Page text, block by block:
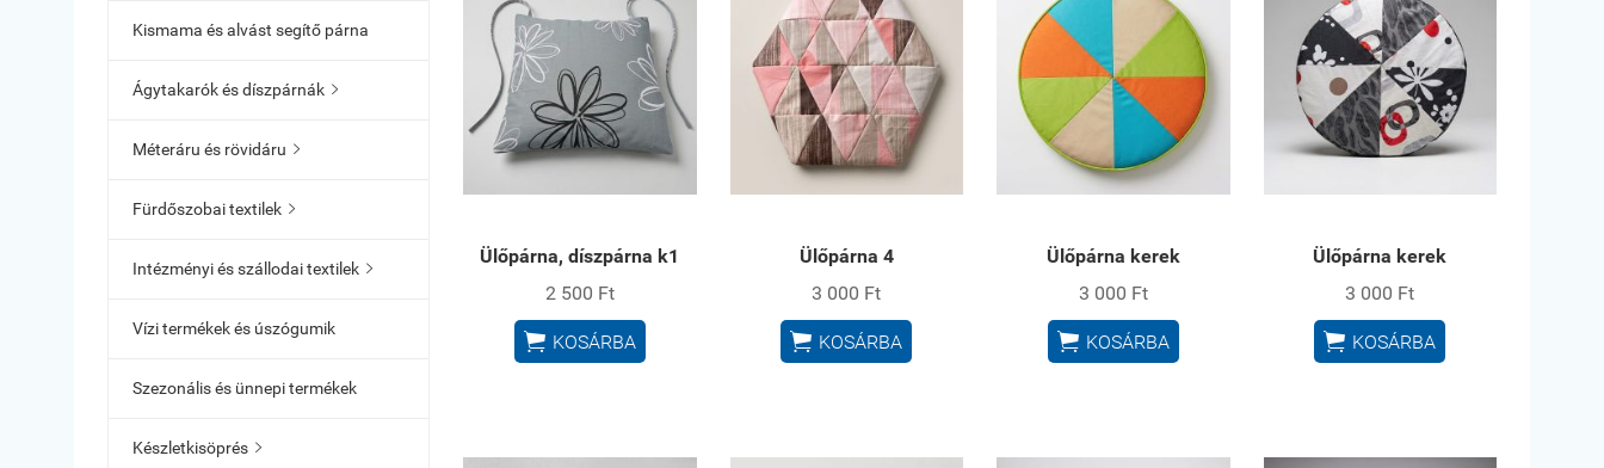
Kismama és alvást segítő párna
Ágytakarók és díszpárnák 
Méteráru és rövidáru 
Fürdőszobai textilek 
Intézményi és szállodai textilek 
Vízi termékek és úszógumik
Szezonális és ünnepi termékek
Készletkisöprés 
Ülőpárna, díszpárna k1
2 500 Ft
 KOSÁRBA
Ülőpárna 4
3 000 Ft
 KOSÁRBA
Ülőpárna kerek
3 000 Ft
 KOSÁRBA
Ülőpárna kerek
3 000 Ft
 KOSÁRBA